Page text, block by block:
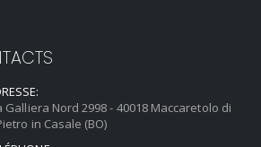
Galliera Nord 2998 - 40018 Maccaretolo di
in Casale (BO)